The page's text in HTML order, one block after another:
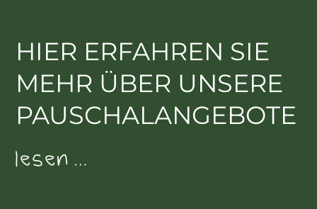
HIER ERFAHREN SIE
MEHR ÜBER UNSERE
PAUSCHALANGEBOTE
lesen …